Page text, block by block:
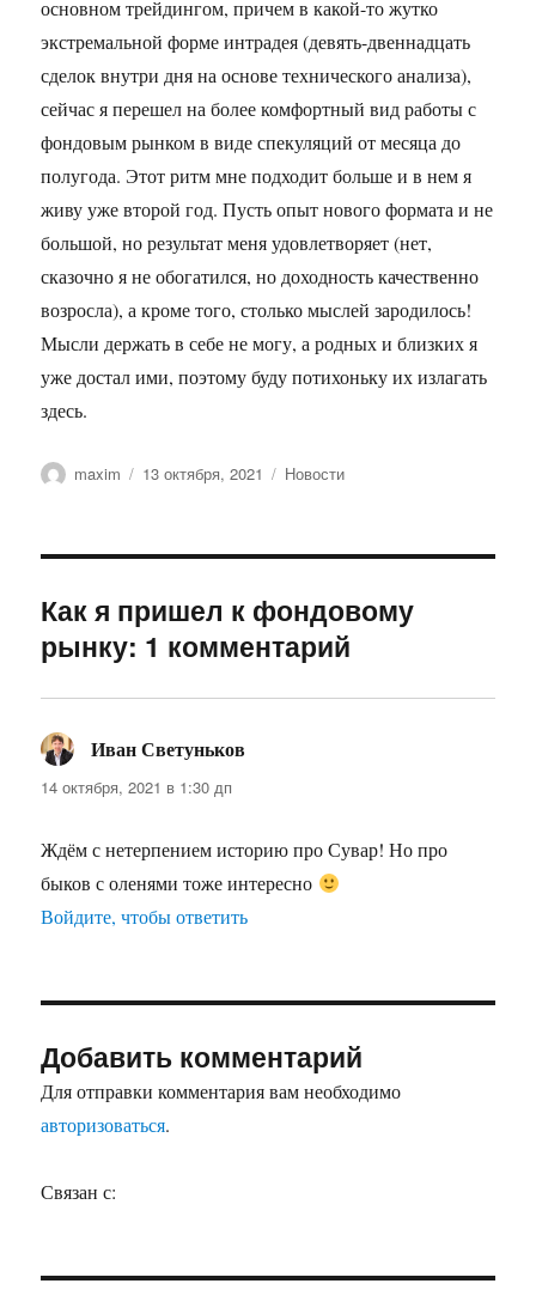
основном трейдингом, причем в какой-то жутко
экстремальной форме интрадея (девять-двеннадцать
сделок внутри дня на основе технического анализа),
сейчас я перешел на более комфортный вид работы с
фондовым рынком в виде спекуляций от месяца до
полугода. Этот ритм мне подходит больше и в нем я
живу уже второй год. Пусть опыт нового формата и не
большой, но результат меня удовлетворяет (нет,
сказочно я не обогатился, но доходность качественно
возросла), а кроме того, столько мыслей зародилось!
Мысли держать в себе не могу, а родных и близких я
уже достал ими, поэтому буду потихоньку их излагать
здесь.
Автор
maxim Опубликовано
13 октября, 2021 Рубрики
Новости
Как я пришел к фондовому
рынку: 1 комментарий
Иван Светуньков
14 октября, 2021 в 1:30 дп
Ждём с нетерпением историю про Сувар! Но про
быков с оленями тоже интересно
Войдите, чтобы ответить
Добавить комментарий
Для отправки комментария вам необходимо
авторизоваться.
Связан с: